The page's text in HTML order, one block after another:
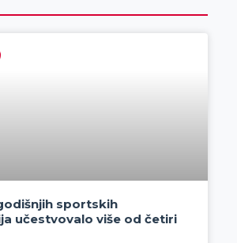
sportskih
učestvovalo više od četiri